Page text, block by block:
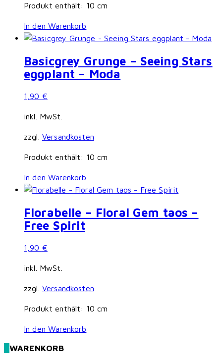
Produkt enthält: 10 cm
In den Warenkorb
Basicgrey Grunge – Seeing Stars
eggplant – Moda
1,90 €
inkl. MwSt.
zzgl. Versandkosten
Produkt enthält: 10 cm
In den Warenkorb
Florabelle – Floral Gem taos –
Free Spirit
1,90 €
inkl. MwSt.
zzgl. Versandkosten
Produkt enthält: 10 cm
In den Warenkorb
WARENKORB